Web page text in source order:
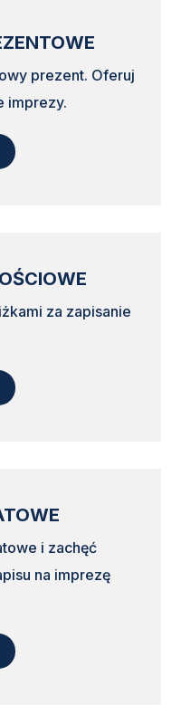
prezent. Oferuj
imprezy.
za zapisanie
i zachęć
na imprezę